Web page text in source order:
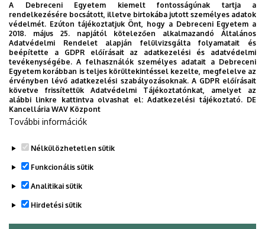
Képzési forma:teljes idejű (nappali)
Képzési idő:4 félév
a mesterfokozat megszerzéséhez
összegyűjtendő: 120 kredit
a képzésben felveendő tanórák száma: 1414
a szakmai gyakorlat időtartama: 4 hét
Tanszéki honlap
Legutóbbi frissítés: 2024. 11. 04. 22:00
A Debreceni Egyetem kiemelt fontosságúnak tartja a
rendelkezésére bocsátott, illetve birtokába jutott személyes adatok
védelmét. Ezúton tájékoztatjuk Önt, hogy a Debreceni Egyetem a
2018. május 25. napjától kötelezően alkalmazandó Általános
Adatvédelmi Rendelet alapján felülvizsgálta folyamatait és
beépítette a GDPR előírásait az adatkezelési és adatvédelmi
tevékenységébe. A felhasználók személyes adatait a Debreceni
Egyetem korábban is teljes körültekintéssel kezelte, megfelelve az
érvényben lévő adatkezelési szabályozásoknak. A GDPR előírásait
követve frissítettük Adatvédelmi Tájékoztatónkat, amelyet az
alábbi linkre kattintva olvashat el:Adatkezelési tájékoztató. DE
Kancellária WAV Központ
További információk
Nélkülözhetetlen sütik
Funkcionális sütik
Analitikai sütik
Hirdetési sütik